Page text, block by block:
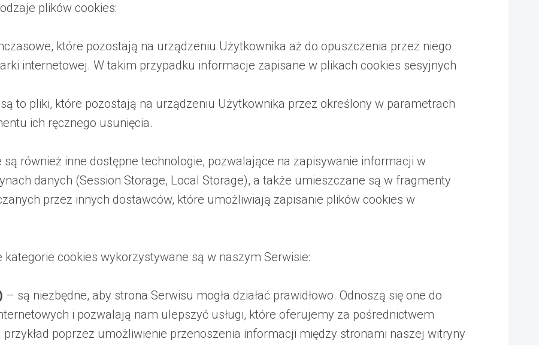
plików cookies:
które pozostają na urządzeniu Użytkownika aż do opuszczenia przez niego
internetowej. W takim przypadku informacje zapisane w plikach cookies sesyjnych
to pliki, które pozostają na urządzeniu Użytkownika przez określony w parametrach
ich ręcznego usunięcia.
również inne dostępne technologie, pozwalające na zapisywanie informacji w
danych (Session Storage, Local Storage), a także umieszczane są w fragmenty
przez innych dostawców, które umożliwiają zapisanie plików cookies w
kategorie cookies wykorzystywane są w naszym Serwisie:
– są niezbędne, aby strona Serwisu mogła działać prawidłowo. Odnoszą się one do
i pozwalają nam ulepszyć usługi, które oferujemy za pośrednictwem
poprzez umożliwienie przenoszenia informacji między stronami naszej witryny